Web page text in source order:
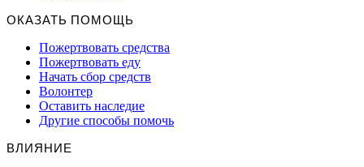
ОКАЗАТЬ ПОМОЩЬ
Пожертвовать средства
Пожертвовать еду
Начать сбор средств
Волонтер
Оставить наследие
Другие способы помочь
ВЛИЯНИЕ